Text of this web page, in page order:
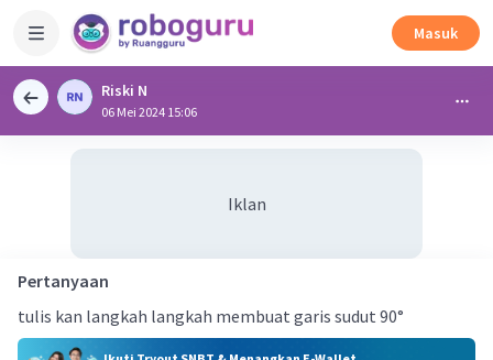
Masuk
Riski N
06 Mei 2024 15:06
Iklan
Pertanyaan
tulis kan langkah langkah membuat garis sudut 90°